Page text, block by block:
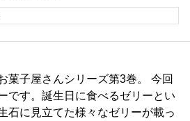
菓子屋さんシリーズ第3巻。 今回
です。誕生日に食べるゼリーとい
石に見立てた様々なゼリーが載っ